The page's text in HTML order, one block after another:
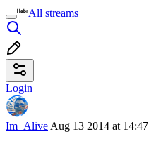
All streams
Login
Im_Alive Aug 13 2014 at 14:47